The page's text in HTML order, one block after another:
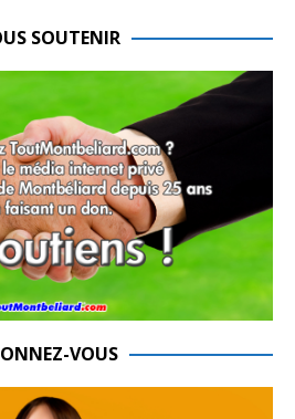
SOUTENIR
VOUS